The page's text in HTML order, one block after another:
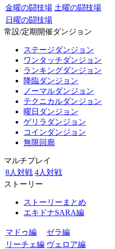
金曜の闘技場 土曜の闘技場
日曜の闘技場
常設/定期開催ダンジョン
ステージダンジョン
ワンタッチダンジョン
ランキングダンジョン
降臨ダンジョン
ノーマルダンジョン
テクニカルダンジョン
曜日ダンジョン
ゲリラダンジョン
コインダンジョン
無限回廊
マルチプレイ
8人対戦 4人対戦
ストーリー
ストーリーまとめ
エキドナSARA編
マドゥ編
ゼラ編
リーチェ編 ヴェロア編